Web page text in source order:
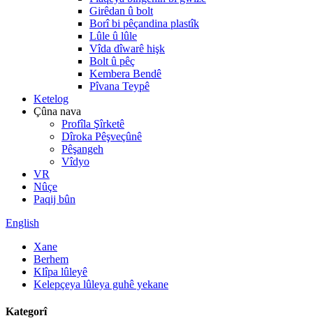
Girêdan û bolt
Borî bi pêçandina plastîk
Lûle û lûle
Vîda dîwarê hişk
Bolt û pêç
Kembera Bendê
Pîvana Teypê
Ketelog
Çûna nava
Profîla Şîrketê
Dîroka Pêşveçûnê
Pêşangeh
Vîdyo
VR
Nûçe
Paqij bûn
English
Xane
Berhem
Klîpa lûleyê
Kelepçeya lûleya guhê yekane
Kategorî